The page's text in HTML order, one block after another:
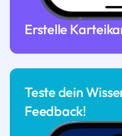
Erstelle
Teste dein
Feedback!